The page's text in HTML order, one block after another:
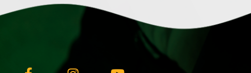
Facebook-InstagramYoutube